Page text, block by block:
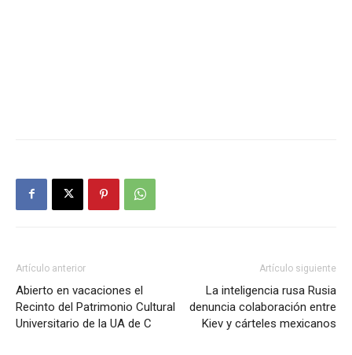
Artículo anterior
Abierto en vacaciones el
Recinto del Patrimonio Cultural
Universitario de la UA de C
Artículo siguiente
La inteligencia rusa Rusia
denuncia colaboración entre
Kiev y cárteles mexicanos